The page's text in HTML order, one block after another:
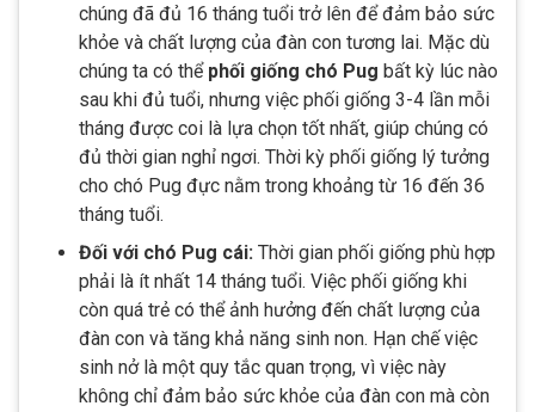
chúng đã đủ 16 tháng tuổi trở lên để đảm bảo sức
khỏe và chất lượng của đàn con tương lai. Mặc dù
chúng ta có thể phối giống chó Pug bất kỳ lúc nào
sau khi đủ tuổi, nhưng việc phối giống 3-4 lần mỗi
tháng được coi là lựa chọn tốt nhất, giúp chúng có
đủ thời gian nghỉ ngơi. Thời kỳ phối giống lý tưởng
cho chó Pug đực nằm trong khoảng từ 16 đến 36
tháng tuổi.
Đối với chó Pug cái: Thời gian phối giống phù hợp
phải là ít nhất 14 tháng tuổi. Việc phối giống khi
còn quá trẻ có thể ảnh hưởng đến chất lượng của
đàn con và tăng khả năng sinh non. Hạn chế việc
sinh nở là một quy tắc quan trọng, vì việc này
không chỉ đảm bảo sức khỏe của đàn con mà còn